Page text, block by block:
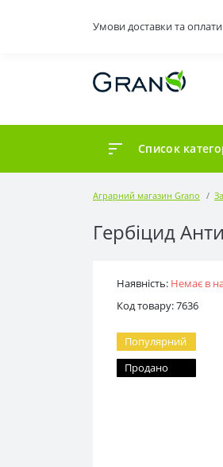
Умови доставки та оплати
Список
Аграрний магазин Grano
Гербіцид
Наявність: Немає в
Код товару: 7636
Популярний
Продано